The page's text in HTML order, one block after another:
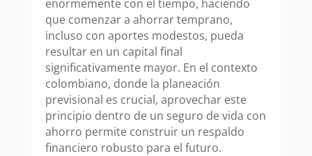
enormemente con el tiempo, haciendo
que comenzar a ahorrar temprano,
incluso con aportes modestos, pueda
resultar en un capital final
significativamente mayor. En el contexto
colombiano, donde la planeación
previsional es crucial, aprovechar este
principio dentro de un seguro de vida con
ahorro permite construir un respaldo
financiero robusto para el futuro.